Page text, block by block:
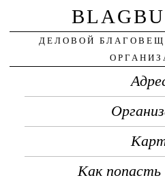
ДЕЛОВОЙ
Как попасть